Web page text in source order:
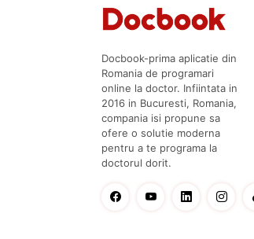
Docbook-prima aplicatie din
Romania de programari
online la doctor. Infiintata in
2016 in Bucuresti, Romania,
compania isi propune sa
ofere o solutie moderna
pentru a te programa la
doctorul dorit.